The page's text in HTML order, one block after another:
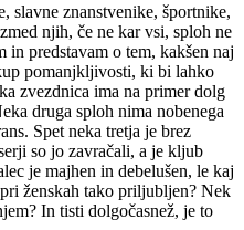
slavne znanstvenike, športnike,
njih, če ne kar vsi, sploh ne
in predstavam o tem, kakšen naj
pomanjkljivosti, ki bi lahko
zvezdnica ima na primer dolg
druga sploh nima nobenega
Spet neka tretja je brez
so jo zavračali, a je kljub
je majhen in debelušen, le kaj
ženskah tako priljubljen? Nek
In tisti dolgočasnež, je to